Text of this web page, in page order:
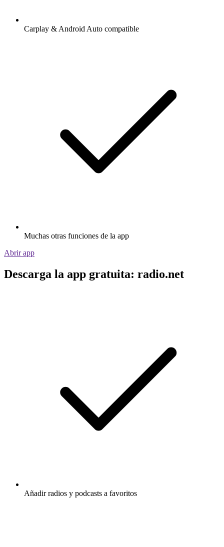
Carplay & Android Auto compatible
Muchas otras funciones de la app
Abrir app
Descarga la app gratuita: radio.net
Añadir radios y podcasts a favoritos